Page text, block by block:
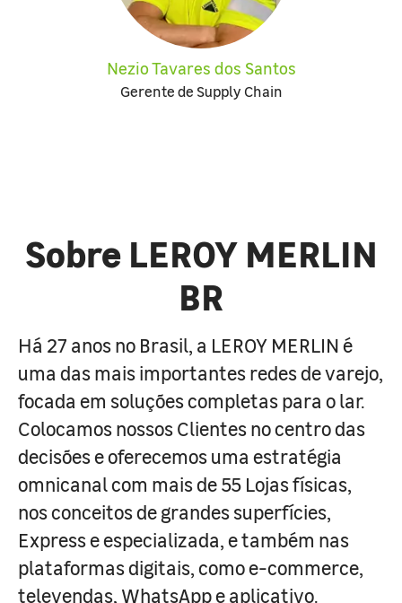
Nezio Tavares dos Santos
Gerente de Supply Chain
Sobre LEROY MERLIN
BR
Há 27 anos no Brasil, a LEROY MERLIN é
uma das mais importantes redes de varejo,
focada em soluções completas para o lar.
Colocamos nossos Clientes no centro das
decisões e oferecemos uma estratégia
omnicanal com mais de 55 Lojas físicas,
nos conceitos de grandes superfícies,
Express e especializada, e também nas
plataformas digitais, como e-commerce,
televendas, WhatsApp e aplicativo.